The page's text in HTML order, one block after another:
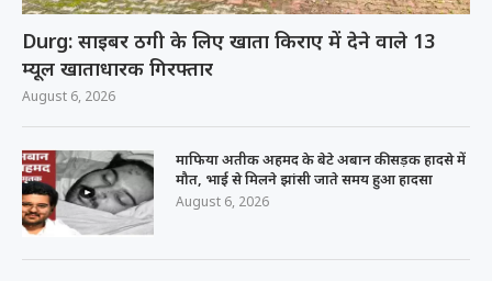
Durg: साइबर ठगी के लिए खाता किराए में देने वाले 13
म्यूल खाताधारक गिरफ्तार
August 6, 2026
माफिया अतीक अहमद के बेटे अबान की सड़क हादसे में
मौत, भाई से मिलने झांसी जाते समय हुआ हादसा
August 6, 2026